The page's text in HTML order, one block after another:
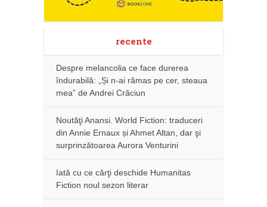
recente
Despre melancolia ce face durerea
îndurabilă: „Și n-ai rămas pe cer, steaua
mea” de Andrei Crăciun
Noutăţi Anansi. World Fiction: traduceri
din Annie Ernaux și Ahmet Altan, dar şi
surprinzătoarea Aurora Venturini
Iată cu ce cărţi deschide Humanitas
Fiction noul sezon literar